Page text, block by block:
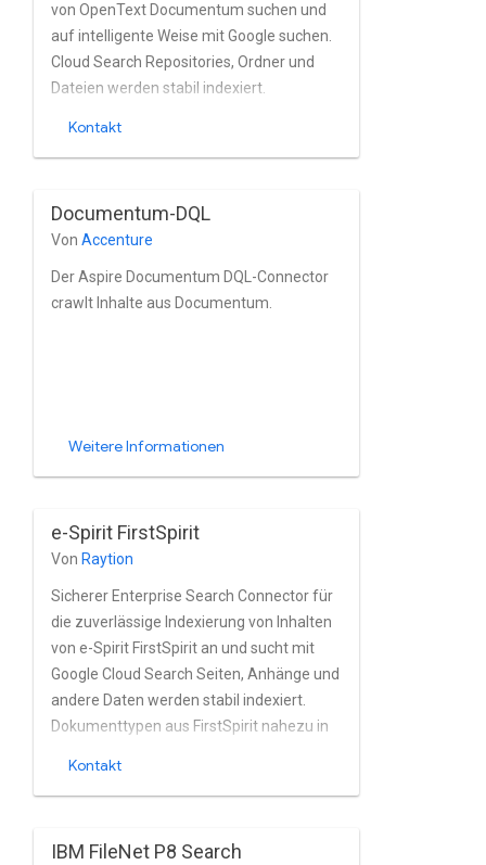
von OpenText Documentum suchen und
auf intelligente Weise mit Google suchen.
Cloud Search Repositories, Ordner und
Dateien werden stabil indexiert.
Kontakt
Documentum-DQL
Von Accenture
Der Aspire Documentum DQL-Connector
crawlt Inhalte aus Documentum.
Weitere Informationen
e-Spirit FirstSpirit
Von Raytion
Sicherer Enterprise Search Connector für
die zuverlässige Indexierung von Inhalten
von e-Spirit FirstSpirit an und sucht mit
Google Cloud Search Seiten, Anhänge und
andere Daten werden stabil indexiert.
Dokumenttypen aus FirstSpirit nahezu in
FirstSpirit-Installationen basierend auf
Kontakt
IBM FileNet P8 Search